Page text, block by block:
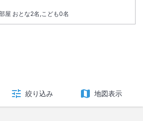
屋 おとな2名,こども0名
絞り込み 地図表示